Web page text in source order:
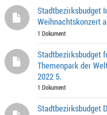
Stadtbezirksbudget
Weihnachtskonzert
1 Dokument
Stadtbezirksbudget
Themenpark der
2022 5.
1 Dokument
Stadtbezirksbudget